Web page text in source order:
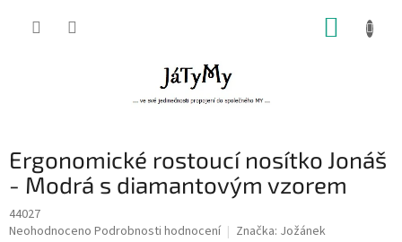
Ergonomické rostoucí nosítko Jonáš
- Modrá s diamantovým vzorem
44027
Průměrné
Neohodnoceno Podrobnosti hodnocení Značka: Jožánek